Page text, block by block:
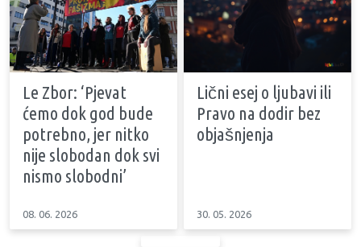
Le Zbor: ‘Pjevat
ćemo dok god bude
potrebno, jer nitko
nije slobodan dok svi
nismo slobodni’
08. 06. 2026
Lični esej o ljubavi ili
Pravo na dodir bez
objašnjenja
30. 05. 2026